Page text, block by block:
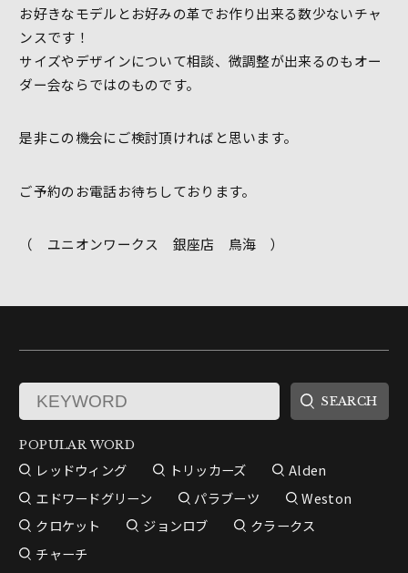
お好きなモデルとお好みの革でお作り出来る数少ないチャ
ンスです！
サイズやデザインについて相談、微調整が出来るのもオー
ダー会ならではのものです。
是非この機会にご検討頂ければと思います。
ご予約のお電話お待ちしております。
（ ユニオンワークス 銀座店 鳥海 ）
POPULAR WORD
レッドウィング トリッカーズ
Alden
エドワードグリーン
パラブーツ
Weston
クロケット
ジョンロブ
クラークス
チャーチ